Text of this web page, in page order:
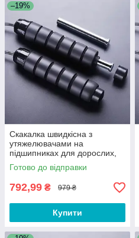
–19%
Скакалка швидкісна з
утяжелювачами на
підшипниках для дорослих,
фітнесу, кросфіту, схуднення,
спорту ZZZ5BQ
Готово до відправки
792,99 ₴ 979 ₴
Купити